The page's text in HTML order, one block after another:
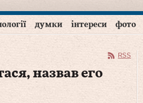
думки інтереси фото
RSS
назвав его